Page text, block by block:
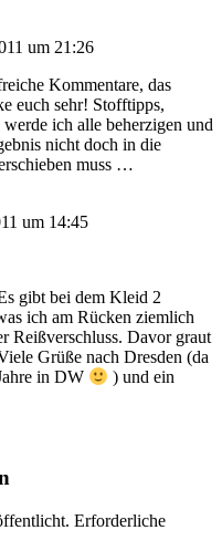
um 21:26
Kommentare, das
euch sehr! Stofftipps,
ich alle beherzigen und
nicht doch in die
muss …
um 14:45
gibt bei dem Kleid 2
ich am Rücken ziemlich
Reißverschluss. Davor graut
Grüße nach Dresden (da
in DW
) und ein
Erforderliche